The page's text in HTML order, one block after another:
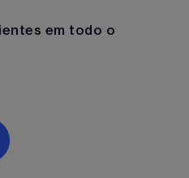
em todo o